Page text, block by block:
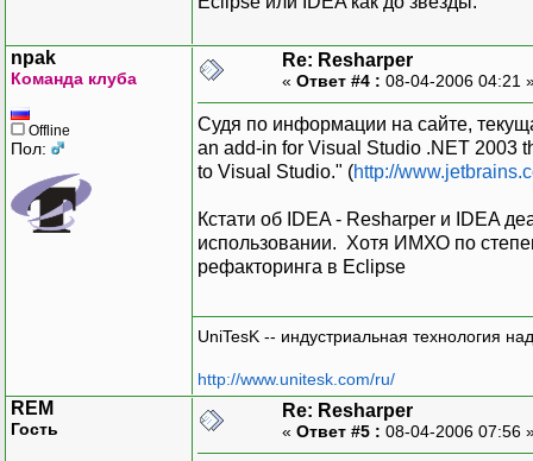
npak
Команда клуба
Offline
Пол:
Re: Resharper
« Ответ #4 : 08-04-2006 04:21
Судя по информации на сайте,
an add-in for Visual Studio .NET 2003
to Visual Studio." (http://
Кстати об IDEA - Resharper и IDEA
использовании. Хотя ИМХО по
рефакторинга в Eclipse
UniTesK -- индустриальная технология
http://www.unitesk.com/ru/
REM
Гость
Re: Resharper
« Ответ #5 : 08-04-2006 07:56